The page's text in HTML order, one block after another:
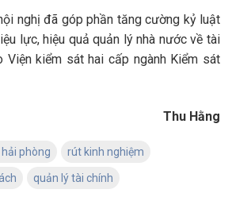
nghị đã góp phần tăng cường kỷ luật
lực, hiệu quả quản lý nhà nước về tài
Viện kiểm sát hai cấp ngành Kiểm sát
Thu Hằng
phòng rút kinh nghiệm
quản lý tài chính